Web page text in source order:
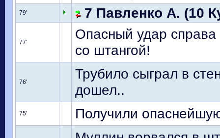
79' 7 Павленко А. (10
77'
Опасный удар
со штангой!
76'
Трубило сыграл в
дошел..
75' Получили